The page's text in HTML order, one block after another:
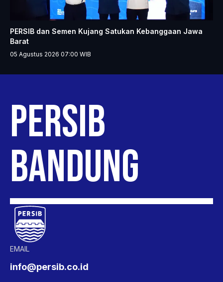
PERSIB dan Semen Kujang Satukan Kebanggaan Jawa
Barat
05 Agustus 2026 07:00 WIB
PERSIB
BANDUNG
EMAIL
info@persib.co.id